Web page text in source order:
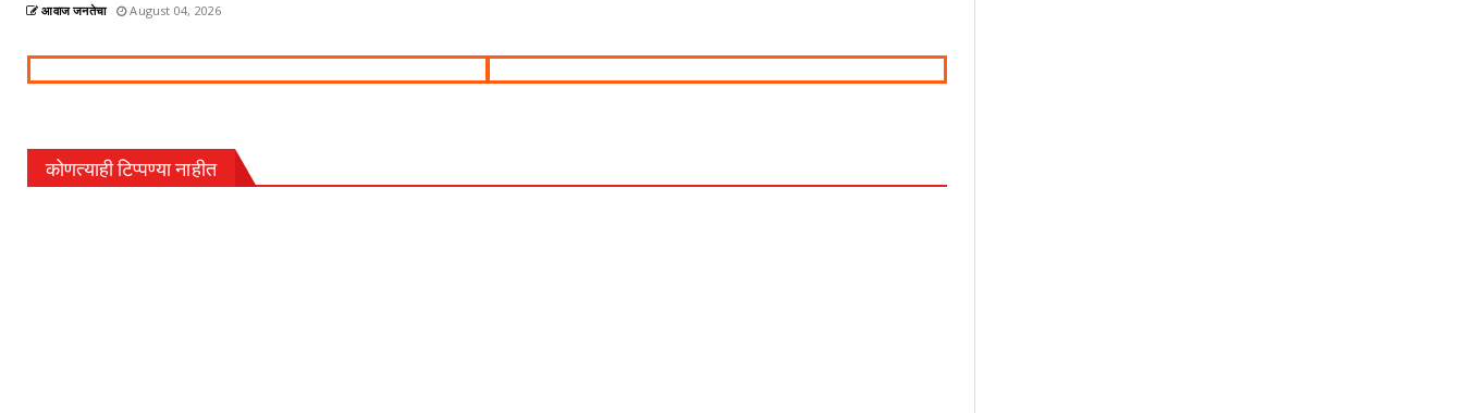
आवाज जनतेचा August 04, 2026
कोणत्याही टिप्पण्‍या नाहीत